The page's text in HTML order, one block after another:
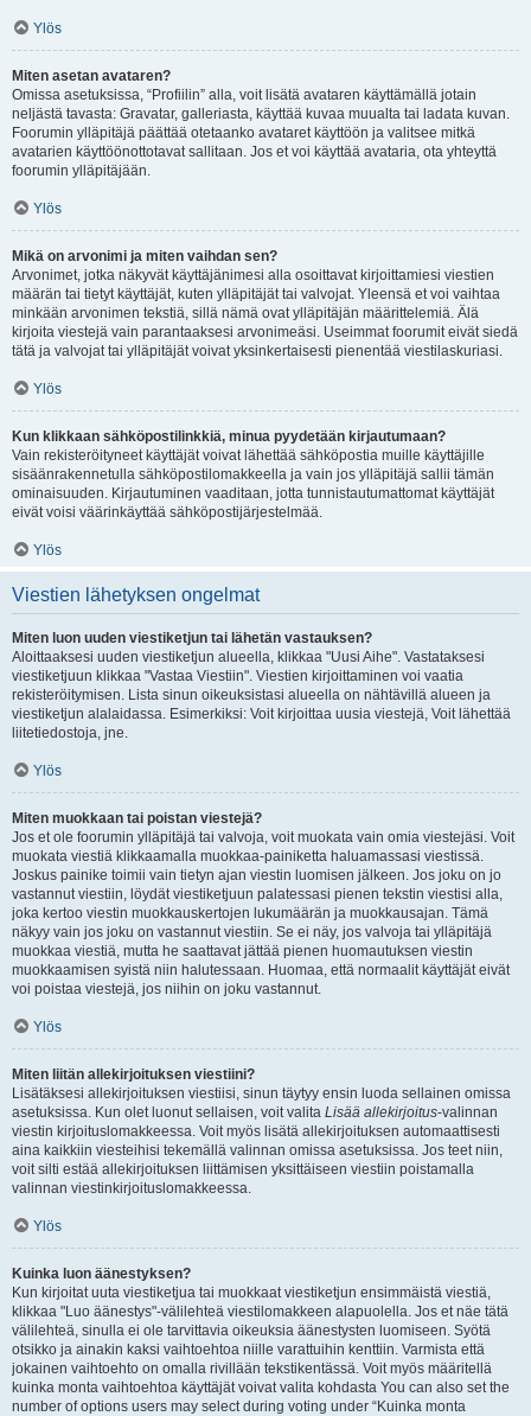
Ylös
Miten asetan avataren?
Omissa asetuksissa, “Profiilin” alla, voit lisätä avataren käyttämällä jotain
neljästä tavasta: Gravatar, galleriasta, käyttää kuvaa muualta tai ladata kuvan.
Foorumin ylläpitäjä päättää otetaanko avataret käyttöön ja valitsee mitkä
avatarien käyttöönottotavat sallitaan. Jos et voi käyttää avataria, ota yhteyttä
foorumin ylläpitäjään.
Ylös
Mikä on arvonimi ja miten vaihdan sen?
Arvonimet, jotka näkyvät käyttäjänimesi alla osoittavat kirjoittamiesi viestien
määrän tai tietyt käyttäjät, kuten ylläpitäjät tai valvojat. Yleensä et voi vaihtaa
minkään arvonimen tekstiä, sillä nämä ovat ylläpitäjän määrittelemiä. Älä
kirjoita viestejä vain parantaaksesi arvonimeäsi. Useimmat foorumit eivät siedä
tätä ja valvojat tai ylläpitäjät voivat yksinkertaisesti pienentää viestilaskuriasi.
Ylös
Kun klikkaan sähköpostilinkkiä, minua pyydetään kirjautumaan?
Vain rekisteröityneet käyttäjät voivat lähettää sähköpostia muille käyttäjille
sisäänrakennetulla sähköpostilomakkeella ja vain jos ylläpitäjä sallii tämän
ominaisuuden. Kirjautuminen vaaditaan, jotta tunnistautumattomat käyttäjät
eivät voisi väärinkäyttää sähköpostijärjestelmää.
Ylös
Viestien lähetyksen ongelmat
Miten luon uuden viestiketjun tai lähetän vastauksen?
Aloittaaksesi uuden viestiketjun alueella, klikkaa "Uusi Aihe". Vastataksesi
viestiketjuun klikkaa "Vastaa Viestiin". Viestien kirjoittaminen voi vaatia
rekisteröitymisen. Lista sinun oikeuksistasi alueella on nähtävillä alueen ja
viestiketjun alalaidassa. Esimerkiksi: Voit kirjoittaa uusia viestejä, Voit lähettää
liitetiedostoja, jne.
Ylös
Miten muokkaan tai poistan viestejä?
Jos et ole foorumin ylläpitäjä tai valvoja, voit muokata vain omia viestejäsi. Voit
muokata viestiä klikkaamalla muokkaa-painiketta haluamassasi viestissä.
Joskus painike toimii vain tietyn ajan viestin luomisen jälkeen. Jos joku on jo
vastannut viestiin, löydät viestiketjuun palatessasi pienen tekstin viestisi alla,
joka kertoo viestin muokkauskertojen lukumäärän ja muokkausajan. Tämä
näkyy vain jos joku on vastannut viestiin. Se ei näy, jos valvoja tai ylläpitäjä
muokkaa viestiä, mutta he saattavat jättää pienen huomautuksen viestin
muokkaamisen syistä niin halutessaan. Huomaa, että normaalit käyttäjät eivät
voi poistaa viestejä, jos niihin on joku vastannut.
Ylös
Miten liitän allekirjoituksen viestiini?
Lisätäksesi allekirjoituksen viestiisi, sinun täytyy ensin luoda sellainen omissa
asetuksissa. Kun olet luonut sellaisen, voit valita Lisää allekirjoitus-valinnan
viestin kirjoituslomakkeessa. Voit myös lisätä allekirjoituksen automaattisesti
aina kaikkiin viesteihisi tekemällä valinnan omissa asetuksissa. Jos teet niin,
voit silti estää allekirjoituksen liittämisen yksittäiseen viestiin poistamalla
valinnan viestinkirjoituslomakkeessa.
Ylös
Kuinka luon äänestyksen?
Kun kirjoitat uuta viestiketjua tai muokkaat viestiketjun ensimmäistä viestiä,
klikkaa "Luo äänestys"-välilehteä viestilomakkeen alapuolella. Jos et näe tätä
välilehteä, sinulla ei ole tarvittavia oikeuksia äänestysten luomiseen. Syötä
otsikko ja ainakin kaksi vaihtoehtoa niille varattuihin kenttiin. Varmista että
jokainen vaihtoehto on omalla rivillään tekstikentässä. Voit myös määritellä
kuinka monta vaihtoehtoa käyttäjät voivat valita kohdasta You can also set the
number of options users may select during voting under “Kuinka monta